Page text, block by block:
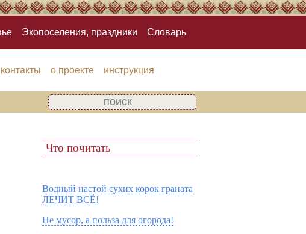
Экопоселения, праздники Словарь
контакты о проекте инструкция
Что почитать
Водный настой сухих корок граната
ЛЕЧИТ ВСЁ!
Не мусор, а польза для огорода!